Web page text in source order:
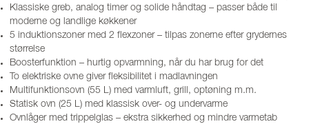
Klassiske greb, analog timer og solide håndtag – passer både til
moderne og landlige køkkener
5 induktionszoner med 2 flexzoner – tilpas zonerne efter grydernes
størrelse
Boosterfunktion – hurtig opvarmning, når du har brug for det
To elektriske ovne giver fleksibilitet i madlavningen
Multifunktionsovn (55 L) med varmluft, grill, optøning m.m.
Statisk ovn (25 L) med klassisk over- og undervarme
Ovnlåger med trippelglas – ekstra sikkerhed og mindre varmetab